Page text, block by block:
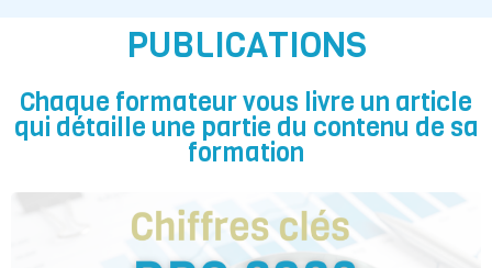
PUBLICATIONS
Chaque formateur vous livre un article
qui détaille une partie du contenu de sa
formation